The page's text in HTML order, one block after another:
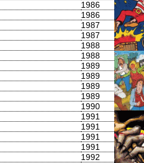
1986
1986
1987
1987
1988
1988
1989
1989
1989
1989
1990
1991
1991
1991
1991
1992